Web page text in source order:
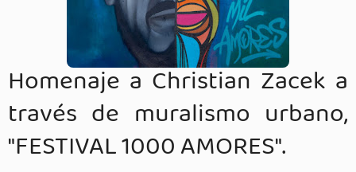
Homenaje a Christian Zacek a
través de muralismo urbano,
"FESTIVAL 1000 AMORES".